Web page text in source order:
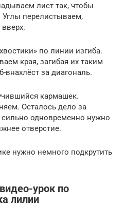
лист так, чтобы
Углы перелистываем,
по линии изгиба.
края, загибая их таким
внахлёст за диагональ.
кармашек.
Осталось дело за
одновременно нужно
отверстие.
нужно немного подкрутить
урок по
лилии